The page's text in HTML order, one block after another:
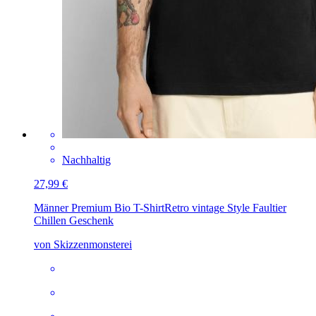
Nachhaltig
27,99 €
Männer Premium Bio T-ShirtRetro vintage Style Faultier
Chillen Geschenk
von Skizzenmonsterei